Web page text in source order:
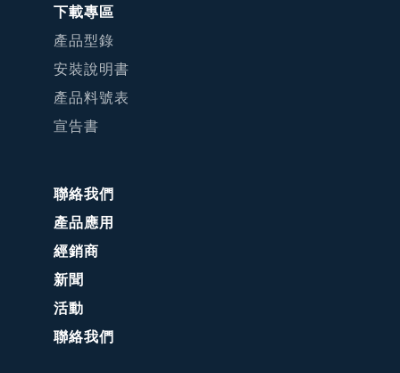
下載專區
產品型錄
安裝說明書
產品料號表
宣告書
聯絡我們
產品應用
經銷商
新聞
活動
聯絡我們